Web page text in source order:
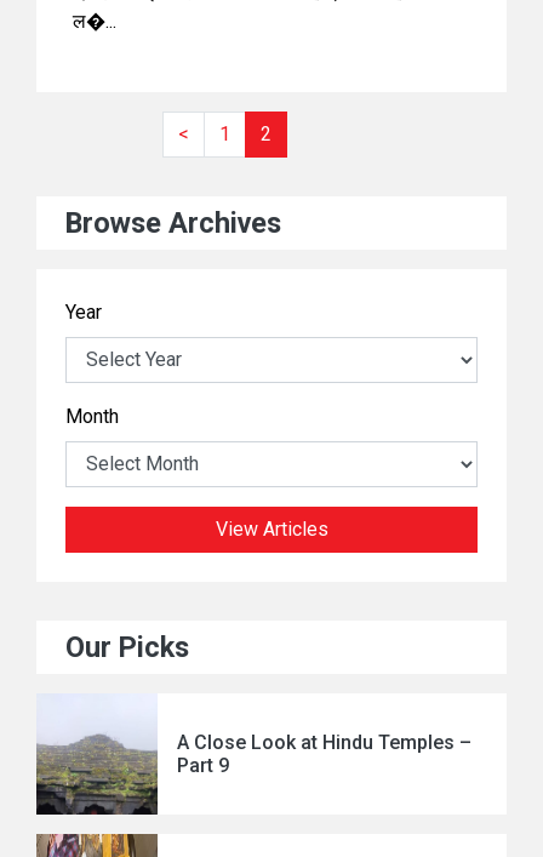
ल�...
< 1 2
Browse Archives
Year
Month
View Articles
Our Picks
A Close Look at Hindu Temples –
Part 9